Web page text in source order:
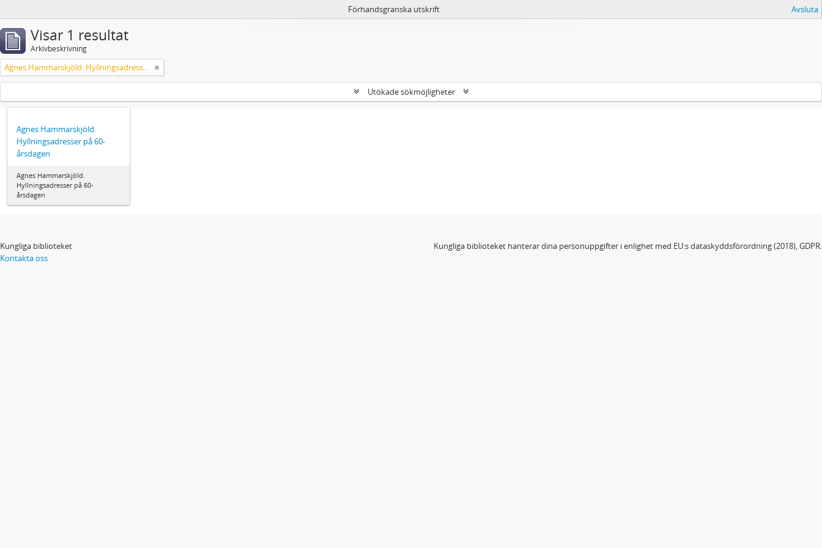
Förhandsgranska utskrift Avsluta
Visar 1 resultat
Arkivbeskrivning
Agnes Hammarskjöld. Hyllningsadresser på 60-årsdagen
Utökade sökmöjligheter
Agnes Hammarskjöld.
Hyllningsadresser på 60-
årsdagen
Agnes Hammarskjöld.
Hyllningsadresser på 60-
årsdagen
Kungliga biblioteket
Kontakta oss
Kungliga biblioteket hanterar dina personuppgifter i enlighet med EU:s dataskyddsförordning (2018), GDPR.